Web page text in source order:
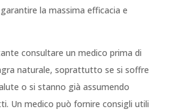
la massima efficacia e
consultare un medico prima di
naturale, soprattutto se si soffre
o si stanno già assumendo
Un medico può fornire consigli utili